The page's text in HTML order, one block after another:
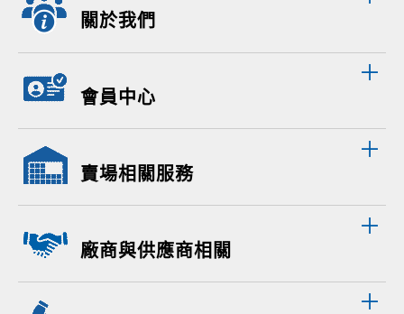
關於我們
會員中心
賣場相關服務
廠商與供應商相關